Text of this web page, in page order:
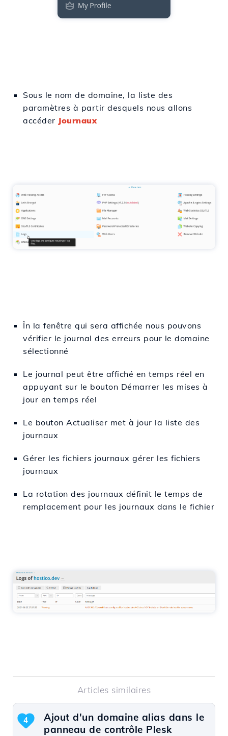
Sous le nom de domaine, la liste des
paramètres à partir desquels nous allons
accéder Journaux
În la fenêtre qui sera affichée nous pouvons
vérifier le journal des erreurs pour le domaine
sélectionné
Le journal peut être affiché en temps réel en
appuyant sur le bouton Démarrer les mises à
jour en temps réel
Le bouton Actualiser met à jour la liste des
journaux
Gérer les fichiers journaux gérer les fichiers
journaux
La rotation des journaux définit le temps de
remplacement pour les journaux dans le fichier
Articles similaires
Ajout d'un domaine alias dans le
panneau de contrôle Plesk
4